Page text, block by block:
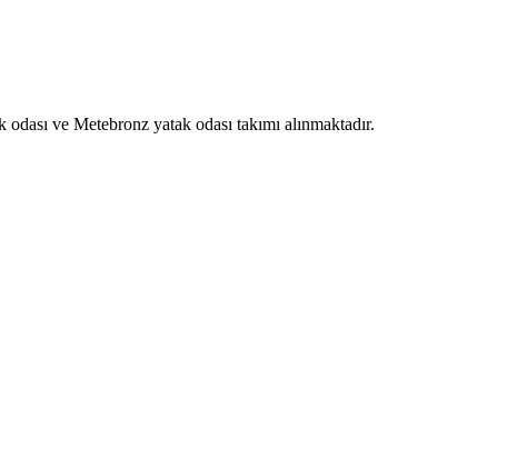
ve Metebronz yatak odası takımı alınmaktadır.